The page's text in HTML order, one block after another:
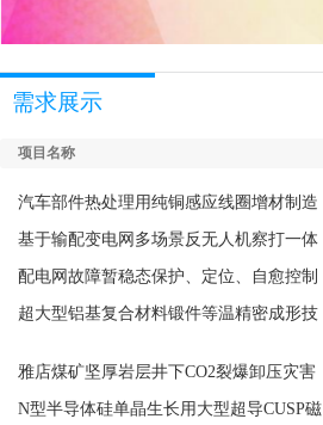
需求展示
项目名称
汽车部件热处理用纯铜感应线圈增材制造
技术及其成套装备
基于输配变电网多场景反无人机察打一体
系统关键技术研究
配电网故障暂稳态保护、定位、自愈控制
及故障预警技术
超大型铝基复合材料锻件等温精密成形技
雅店煤矿坚厚岩层井下CO2裂爆卸压灾害
防治项目
N型半导体硅单晶生长用大型超导CUSP磁